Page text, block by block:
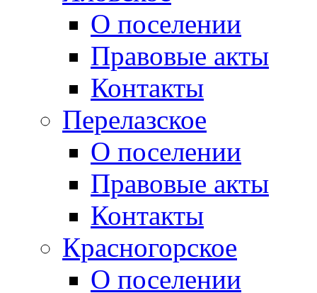
О поселении
Правовые акты
Контакты
Перелазское
О поселении
Правовые акты
Контакты
Красногорское
О поселении